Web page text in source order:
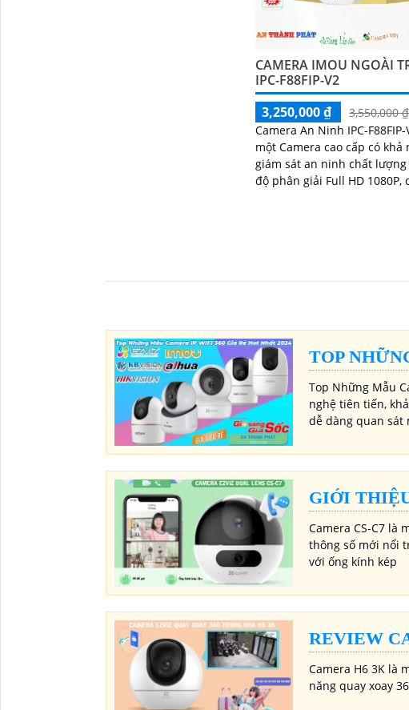
CAMERA IMOU NGOÀI
IPC-F88FIP-V2
3,250,000 ₫
3,550,000 ₫
Camera An Ninh IPC-F88FIP-
một Camera cao cấp có khả
giám sát an ninh chất lượng
độ phân giải Full HD 1080P,
TOP
Top Những Mẫu
nghệ tiên tiến,
dễ dàng quan sát
GIỚI
Camera CS-C7 là
thông số mới nổi
với ống kính kép
REVIEW
Camera H6 3K là
năng quay xoay